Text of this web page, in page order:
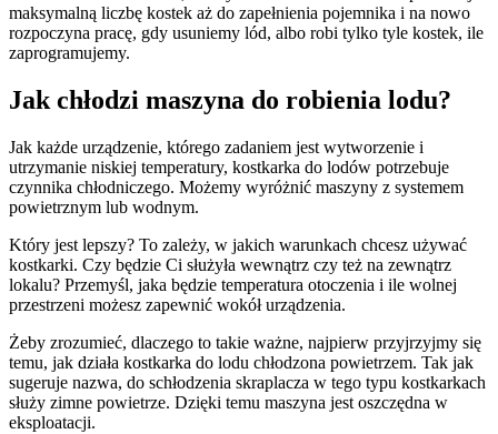
maksymalną liczbę kostek aż do zapełnienia pojemnika i na nowo
rozpoczyna pracę, gdy usuniemy lód, albo robi tylko tyle kostek, ile
zaprogramujemy.
Jak chłodzi maszyna do robienia lodu?
Jak każde urządzenie, którego zadaniem jest wytworzenie i
utrzymanie niskiej temperatury, kostkarka do lodów potrzebuje
czynnika chłodniczego. Możemy wyróżnić maszyny z systemem
powietrznym lub wodnym.
Który jest lepszy? To zależy, w jakich warunkach chcesz używać
kostkarki. Czy będzie Ci służyła wewnątrz czy też na zewnątrz
lokalu? Przemyśl, jaka będzie temperatura otoczenia i ile wolnej
przestrzeni możesz zapewnić wokół urządzenia.
Żeby zrozumieć, dlaczego to takie ważne, najpierw przyjrzyjmy się
temu, jak działa kostkarka do lodu chłodzona powietrzem. Tak jak
sugeruje nazwa, do schłodzenia skraplacza w tego typu kostkarkach
służy zimne powietrze. Dzięki temu maszyna jest oszczędna w
eksploatacji.